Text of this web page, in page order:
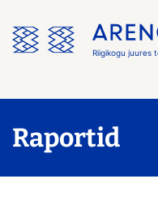
menüü
vahele
Riigikogu juures
Raportid